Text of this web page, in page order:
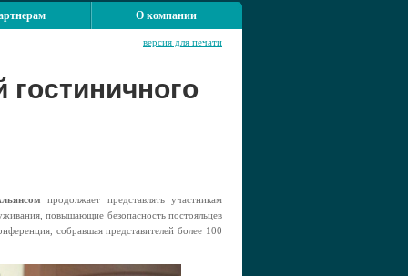
О компании
версия для печати
продолжает представлять участникам
повышающие безопасность постояльцев
собравшая представителей более 100